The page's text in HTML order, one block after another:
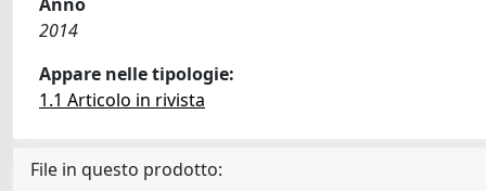
2014
Appare nelle tipologie:
1.1 Articolo in rivista
File in questo prodotto: